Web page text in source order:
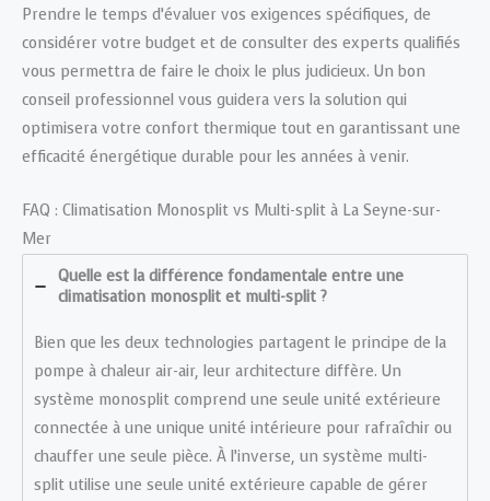
Prendre le temps d’évaluer vos exigences spécifiques, de
considérer votre budget et de consulter des experts qualifiés
vous permettra de faire le choix le plus judicieux. Un bon
conseil professionnel vous guidera vers la solution qui
optimisera votre confort thermique tout en garantissant une
efficacité énergétique durable pour les années à venir.
FAQ : Climatisation Monosplit vs Multi-split à La Seyne-sur-
Mer
Quelle est la différence fondamentale entre une
climatisation monosplit et multi-split ?
Bien que les deux technologies partagent le principe de la
pompe à chaleur air-air, leur architecture diffère. Un
système monosplit comprend une seule unité extérieure
connectée à une unique unité intérieure pour rafraîchir ou
chauffer une seule pièce. À l’inverse, un système multi-
split utilise une seule unité extérieure capable de gérer